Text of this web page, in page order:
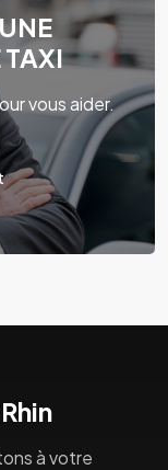
TAXI
vous aider.
à votre